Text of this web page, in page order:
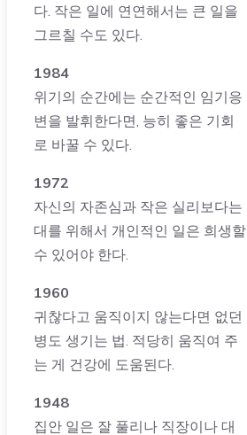
다. 작은 일에 연연해서는 큰 일을
그르칠 수도 있다.
1984
위기의 순간에는 순간적인 임기응
변을 발휘한다면, 능히 좋은 기회
로 바꿀 수 있다.
1972
자신의 자존심과 작은 실리보다는
대를 위해서 개인적인 일은 희생할
수 있어야 한다.
1960
귀찮다고 움직이지 않는다면 없던
병도 생기는 법. 적당히 움직여 주
는 게 건강에 도움된다.
1948
집안 일은 잘 풀리나 직장이나 대